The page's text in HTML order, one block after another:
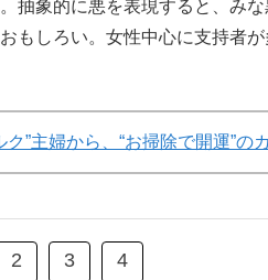
抽象的に悪を表現すると、み
もしろい。女性中心に支持者
ク”主婦から、“お掃除で開運”の
2 3 4